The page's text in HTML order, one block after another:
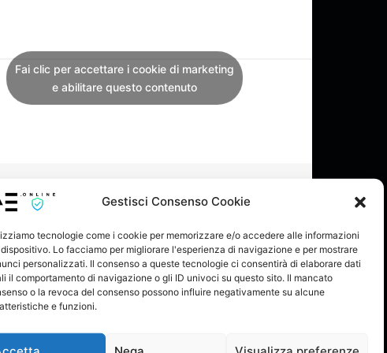
Gestisci Consenso Cookie
tecnologie come i cookie per memorizzare e/o accedere alle informazioni
Lo facciamo per migliorare l'esperienza di navigazione e per mostrare
personalizzati. Il consenso a queste tecnologie ci consentirà di elaborare dati
il comportamento di navigazione o gli ID univoci su questo sito. Il mancato
o la revoca del consenso possono influire negativamente su alcune
e funzioni.
Fai clic per accettare i cookie di marketing
e abilitare questo contenuto
digital stores.
Inedito
Metallica Mogol Omar Pedrini